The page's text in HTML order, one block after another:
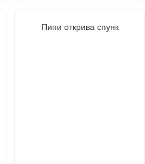
Пипи открива спунк